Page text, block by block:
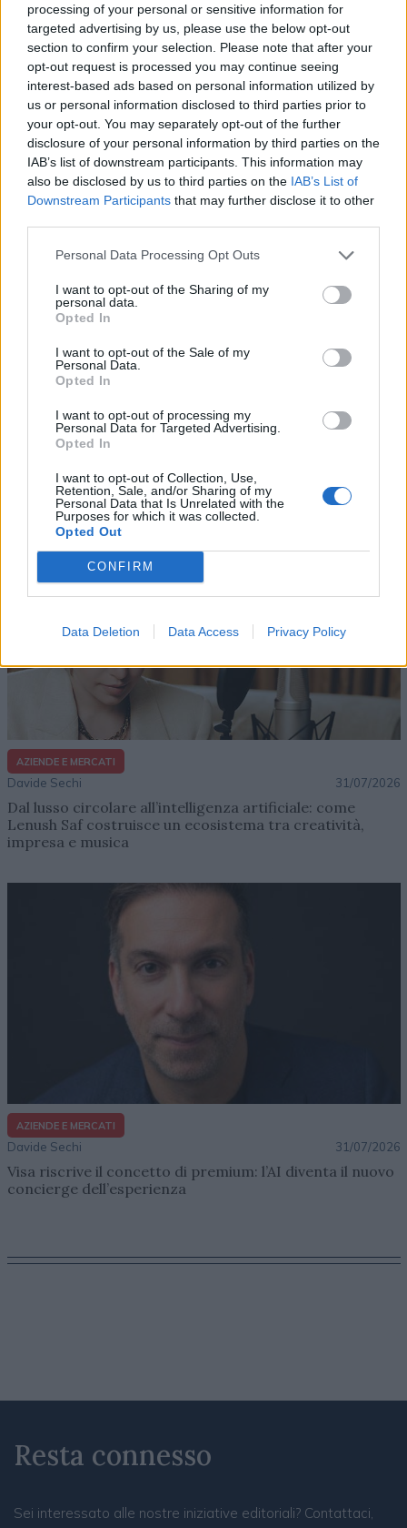
processing of your personal or sensitive information for
targeted advertising by us, please use the below opt-out
section to confirm your selection. Please note that after your
opt-out request is processed you may continue seeing
interest-based ads based on personal information utilized by
us or personal information disclosed to third parties prior to
your opt-out. You may separately opt-out of the further
disclosure of your personal information by third parties on the
IAB’s list of downstream participants. This information may
also be disclosed by us to third parties on the IAB’s List of
Downstream Participants that may further disclose it to other
Personal Data Processing Opt Outs
I want to opt-out of the Sharing of my
personal data.
Opted In
I want to opt-out of the Sale of my
Personal Data.
Opted In
I want to opt-out of processing my
Personal Data for Targeted Advertising.
Opted In
I want to opt-out of Collection, Use,
Retention, Sale, and/or Sharing of my
Personal Data that Is Unrelated with the
Purposes for which it was collected.
Opted Out
CONFIRM
Data Deletion Data Access Privacy Policy
Brico io ha invitato Next Different a partecipare al
proprio evento nazionale, dedicato a partner e brand,
durante il quale l’agenzia ha presentato la soluzione
proprietaria illustrandone le funzionalità e i vantaggi
concreti. “Ringraziamo Brico io per la fiducia riposta
nella nostra tecnologia e per l’opportunità di
contribuire a innovare il settore del Retail Media -
dichiara Marco Brandstetter, MD Data & Retail di
Next Different-. Il Conversational Signage
rappresenta un passo concreto verso un futuro in cui
RETAIL MEDIA PARTNERSHIP DOOH
Altri articoli che potrebbero piacerti
AZIENDE E MERCATI
Davide Sechi 31/07/2026
Dal lusso circolare all’intelligenza artificiale: come
Lenush Saf costruisce un ecosistema tra creatività,
impresa e musica
AZIENDE E MERCATI
Davide Sechi 31/07/2026
Visa riscrive il concetto di premium: l’AI diventa il nuovo
concierge dell’esperienza
Resta connesso
Sei interessato alle nostre iniziative editoriali? Contattaci,